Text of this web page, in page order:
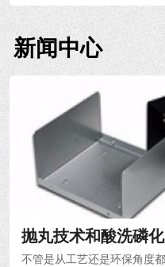
新闻中心
抛丸技术和酸洗磷
不管是从工艺还是环保角度